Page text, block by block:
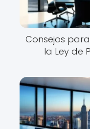
Consejos
la Ley de